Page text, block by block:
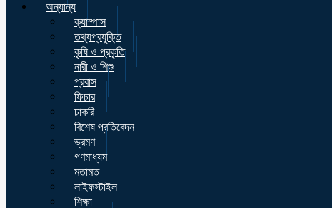
অন্যান্য
ক্যাম্পাস
তথ্যপ্রযুক্তি
কৃষি ও প্রকৃতি
নারী ও শিশু
প্রবাস
ফিচার
চাকরি
বিশেষ প্রতিবেদন
ভ্রমণ
গণমাধ্যম
মতামত
লাইফস্টাইল
শিক্ষা